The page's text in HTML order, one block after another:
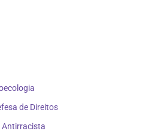
de Direitos
Antirracista